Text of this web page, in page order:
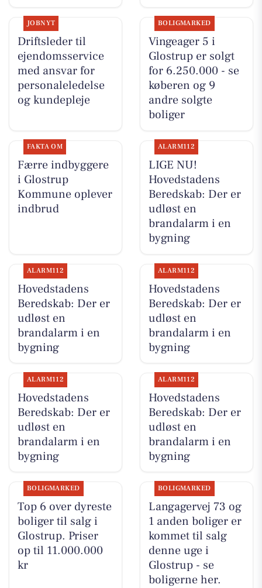
JOBNYT
Driftsleder til
ejendomsservice
med ansvar for
personaleledelse
og kundepleje
BOLIGMARKED
Vingeager 5 i
Glostrup er solgt
for 6.250.000 - se
køberen og 9
andre solgte
boliger
FAKTA OM
Færre indbyggere
i Glostrup
Kommune oplever
indbrud
ALARM112
LIGE NU!
Hovedstadens
Beredskab: Der er
udløst en
brandalarm i en
bygning
ALARM112
Hovedstadens
Beredskab: Der er
udløst en
brandalarm i en
bygning
ALARM112
Hovedstadens
Beredskab: Der er
udløst en
brandalarm i en
bygning
ALARM112
Hovedstadens
Beredskab: Der er
udløst en
brandalarm i en
bygning
ALARM112
Hovedstadens
Beredskab: Der er
udløst en
brandalarm i en
bygning
BOLIGMARKED
Top 6 over dyreste
boliger til salg i
Glostrup. Priser
op til 11.000.000
kr
BOLIGMARKED
Langagervej 73 og
1 anden boliger er
kommet til salg
denne uge i
Glostrup - se
boligerne her.